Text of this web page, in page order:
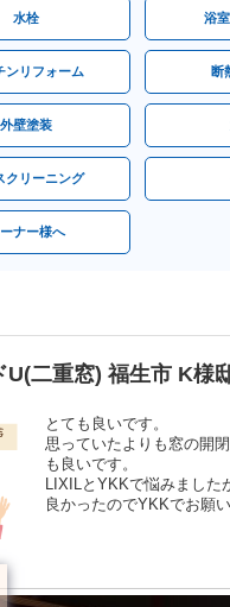
水栓 浴
ンリフォーム 断
外壁塗装
クリーニング
ナー様へ
U(二重窓) 福生市 K様
とても良いです。
思っていたよりも窓の開
も良いです。
LIXILとYKKで悩みまし
良かったのでYKKでお願い